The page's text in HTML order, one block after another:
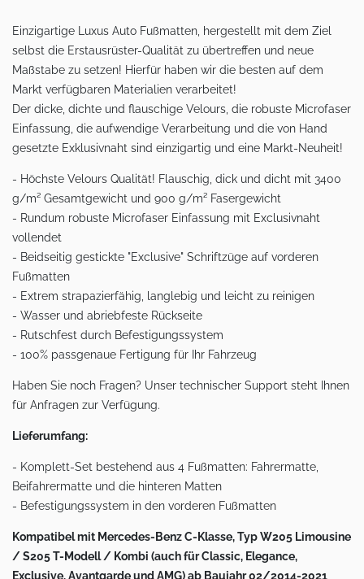
Einzigartige Luxus Auto Fußmatten, hergestellt mit dem Ziel
selbst die Erstausrüster-Qualität zu übertreffen und neue
Maßstabe zu setzen! Hierfür haben wir die besten auf dem
Markt verfügbaren Materialien verarbeitet!
Der dicke, dichte und flauschige Velours, die robuste Microfaser
Einfassung, die aufwendige Verarbeitung und die von Hand
gesetzte Exklusivnaht sind einzigartig und eine Markt-Neuheit!
- Höchste Velours Qualität! Flauschig, dick und dicht mit 3400
g/m² Gesamtgewicht und 900 g/m² Fasergewicht
- Rundum robuste Microfaser Einfassung mit Exclusivnaht
vollendet
- Beidseitig gestickte "Exclusive" Schriftzüge auf vorderen
Fußmatten
- Extrem strapazierfähig, langlebig und leicht zu reinigen
- Wasser und abriebfeste Rückseite
- Rutschfest durch Befestigungssystem
- 100% passgenaue Fertigung für Ihr Fahrzeug
Haben Sie noch Fragen? Unser technischer Support steht Ihnen
für Anfragen zur Verfügung.
Lieferumfang:
- Komplett-Set bestehend aus 4 Fußmatten: Fahrermatte,
Beifahrermatte und die hinteren Matten
- Befestigungssystem in den vorderen Fußmatten
Kompatibel mit Mercedes-Benz C-Klasse, Typ W205 Limousine
/ S205 T-Modell / Kombi (auch für Classic, Elegance,
Exclusive, Avantgarde und AMG) ab Baujahr 02/2014-2021